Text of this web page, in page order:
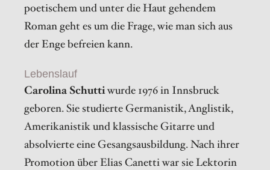
poetischem und unter die Haut gehendem
Roman geht es um die Frage, wie man sich aus
der Enge befreien kann.
Lebenslauf
Carolina Schuttiwurde 1976 in Innsbruck
geboren. Sie studierte Germanistik, Anglistik,
Amerikanistik und klassische Gitarre und
absolvierte eine Gesangsausbildung. Nach ihrer
Promotion über Elias Canetti war sie Lektorin